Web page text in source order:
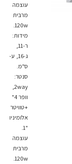
עוצמה
מרבית
120w.
מידות:
ר-11,
ג-16, ע-11
ס"מ.
סנטר:
2way,
וופר 4"
+טוויטר
אלומיניום
"1.
עוצמה
מרבית
120w.